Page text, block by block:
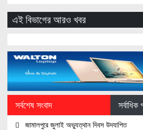
এই বিভাগের আরও খবর
সর্বশেষ সংবাদ সর্বাধিক
জামালপুরে জুলাই অভ্যুত্থান দিবস উদযাপিত